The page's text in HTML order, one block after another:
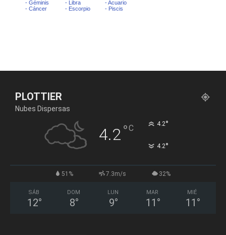
PLOTTIER
Nubes Dispersas
4.2°C 4.2°
4.2°
51% 7.3m/s 32%
SÁB
12°
DOM
8°
LUN
9°
MAR
11 °
MIÉ
11 °